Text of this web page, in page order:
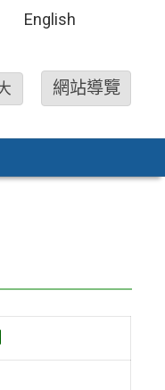
English
網站導覽